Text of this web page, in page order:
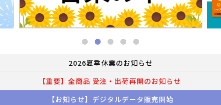
2026夏季休業のお知らせ
【重要】全商品 受注・出荷再開のお知らせ
【お知らせ】デジタルデータ販売開始